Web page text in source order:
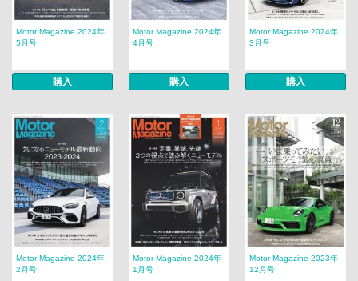
Motor Magazine 2024年
5月号
購入
Motor Magazine 2024年
4月号
購入
Motor Magazine 2024年
3月号
購入
Motor Magazine 2024年
2月号
Motor Magazine 2024年
1月号
Motor Magazine 2023年
12月号